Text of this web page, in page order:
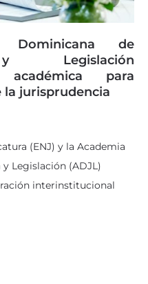
de
Legislación
académica para
jurisprudencia
(ENJ) y la Academia
Legislación (ADJL)
interinstitucional